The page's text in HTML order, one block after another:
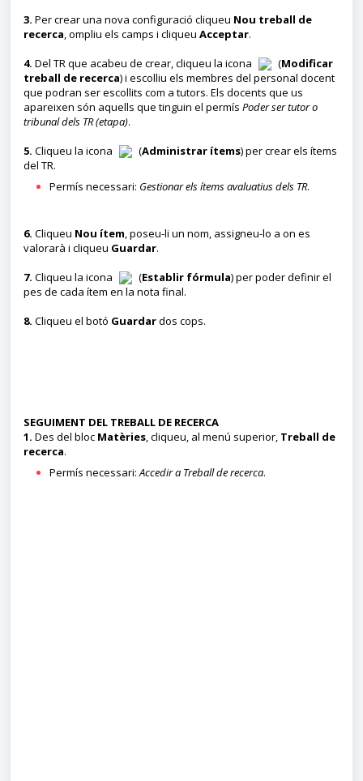
3. Per crear una nova configuració cliqueu Nou treball de
recerca, ompliu els camps i cliqueu Acceptar.
4. Del TR que acabeu de crear, cliqueu la icona (Modificar
treball de recerca) i escolliu els membres del personal docent
que podran ser escollits com a tutors. Els docents que us
apareixen són aquells que tinguin el permís Poder ser tutor o
tribunal dels TR (etapa).
5. Cliqueu la icona (Administrar ítems) per crear els ítems
del TR.
Permís necessari: Gestionar els ítems avaluatius dels TR.
6. Cliqueu Nou ítem, poseu-li un nom, assigneu-lo a on es
valorarà i cliqueu Guardar.
7. Cliqueu la icona (Establir fórmula) per poder definir el
pes de cada ítem en la nota final.
8. Cliqueu el botó Guardardos cops.
SEGUIMENT DEL TREBALL DE RECERCA
1. Des del bloc Matèries, cliqueu, al menú superior, Treball de
recerca.
Permís necessari:Accedir a Treball de recerca.